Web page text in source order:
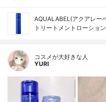
AQUALABEL(アクアレー
トリートメントローショ
コスメが大好きな人
YURI